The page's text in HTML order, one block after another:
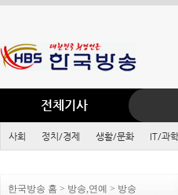
전체기사
사회 정치/경제 생활/문화 IT/과학
한국방송 홈 > 방송,연예 > 방송